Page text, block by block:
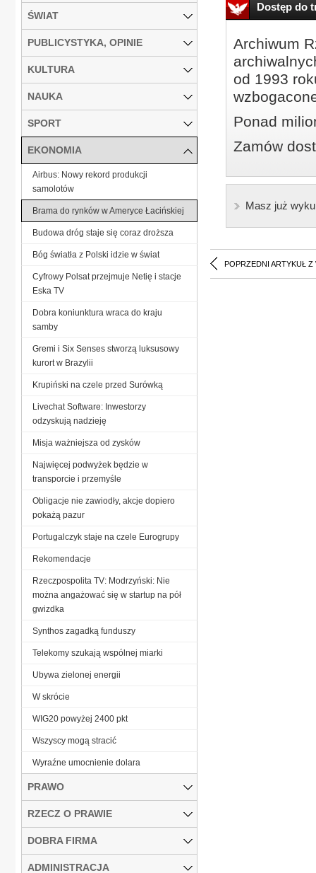
Dostęp do
Archiwum
od 1993
Ponad
Zamów
Masz już
POPRZEDNI ARTYKUŁ Z
ŚWIAT
PUBLICYSTYKA, OPINIE
KULTURA
NAUKA
SPORT
EKONOMIA
Airbus: Nowy rekord produkcji
samolotów
Brama do rynków w Ameryce Łacińskiej
Budowa dróg staje się coraz droższa
Bóg światła z Polski idzie w świat
Cyfrowy Polsat przejmuje Netię i stacje
Eska TV
Dobra koniunktura wraca do kraju
samby
Gremi i Six Senses stworzą luksusowy
kurort w Brazylii
Krupiński na czele przed Surówką
Livechat Software: Inwestorzy
odzyskują nadzieję
Misja ważniejsza od zysków
Najwięcej podwyżek będzie w
transporcie i przemyśle
Obligacje nie zawiodły, akcje dopiero
pokażą pazur
Portugalczyk staje na czele Eurogrupy
Rekomendacje
Rzeczpospolita TV: Modrzyński: Nie
można angażować się w startup na pół
gwizdka
Synthos zagadką funduszy
Telekomy szukają wspólnej miarki
Ubywa zielonej energii
W skrócie
WIG20 powyżej 2400 pkt
Wszyscy mogą stracić
Wyraźne umocnienie dolara
PRAWO
RZECZ O PRAWIE
DOBRA FIRMA
ADMINISTRACJA